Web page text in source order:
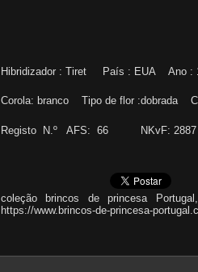
Hibridizador : Tiret País : EUA Ano :
Corola: branco Tipo de flor :dobrada
Registo N.º AFS: 66 NKvF: 2887
coleção brincos de princesa
https://www.brincos-de-princesa-